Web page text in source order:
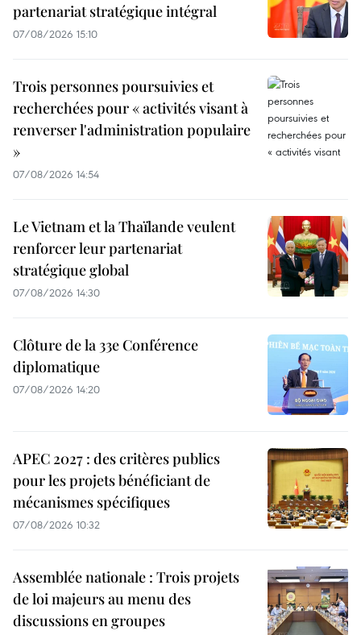
partenariat stratégique intégral
07/08/2026 15:10
Trois personnes poursuivies et
recherchées pour « activités visant à
renverser l'administration populaire
»
07/08/2026 14:54
Le Vietnam et la Thaïlande veulent
renforcer leur partenariat
stratégique global
07/08/2026 14:30
Clôture de la 33e Conférence
diplomatique
07/08/2026 14:20
APEC 2027 : des critères publics
pour les projets bénéficiant de
mécanismes spécifiques
07/08/2026 10:32
Assemblée nationale : Trois projets
de loi majeurs au menu des
discussions en groupes